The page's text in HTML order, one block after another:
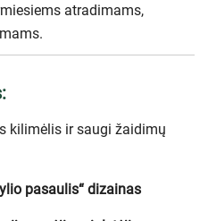
atradimams,
kilimėlis ir saugi žaidimų
pasaulis“ dizainas